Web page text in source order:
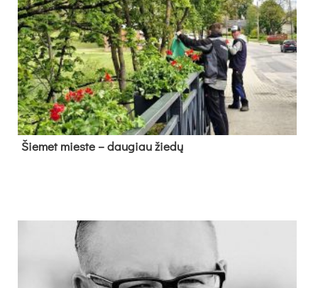
Šie­met mies­te – dau­giau žie­dų